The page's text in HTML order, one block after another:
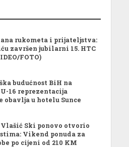
rukometa i prijateljstva:
završen jubilarni 15. HTC
FOTO)
budućnost BiH na
16 reprezentacija
obavlja u hotelu Sunce
Vlašić Ski ponovo otvorio
Vikend ponuda za
po cijeni od 210 KM